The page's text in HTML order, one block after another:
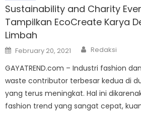
Sustainability and Charity
Tampilkan EcoCreate Karya
Limbah
Posted
on
February 20, 2021 Author
Redaksi
GAYATREND.com – Industri fashion
waste contributor terbesar kedua di
yang terus meningkat. Hal ini
fashion trend yang sangat cepat,